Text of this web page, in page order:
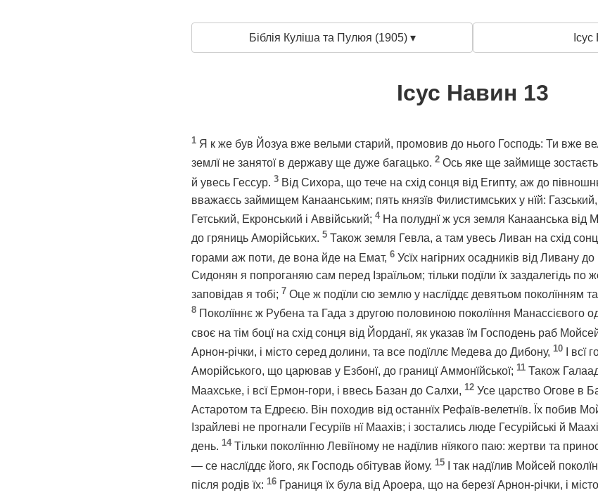
Біблія Куліша та Пулюя (1905) ▾
Ісус Навин 13
1 Я к же був Йозуа вже вельми старий, промовив до нього Господь: Ти вже
землї не занятої в державу ще дуже багацько. 2 Ось яке ще займище
й увесь Гессур. 3 Від Сихора, що тече на схід сонця від Египту, аж до
вважаєсь займищем Канаанським; пять князїв Филистимських у нїй:
Гетський, Екронський і Аввійський; 4 На полуднї ж уся земля Канаанська від
до гряниць Аморійських. 5 Також земля Гевла, а там увесь Ливан на схід
горами аж поти, де вона йде на Емат, 6 Усїх нагірних осадників від Ливану
Сидонян я попроганяю сам перед Ізраїльом; тільки подїли їх заздалегідь по
заповідав я тобі; 7 Оце ж подїли сю землю у наслїддє девятьом поколїнням та
8 Поколїннє ж Рубена та Гада з другою половиною поколїння Манассієвого
своє на тім боцї на схід сонця від Йорданї, як указав їм Господень раб
Арнон-річки, і місто серед долини, та все подїллє Медева до Дибону, 10
І
Аморійського, що царював у Езбонї, до границї Аммонїйської; 11 Також
Маахське, і всї Ермон-гори, і ввесь Базан до Салхи, 12 Усе царство Огове в
Астаротом та Едреєю. Він походив від останнїх Рефаїв-велетнїв. Їх побив
Ізрайлеві не прогнали Гесуріїв нї Маахів; і зостались люде Гесурійські й
день. 14 Тільки поколїнню Левіїному не надїлив нїякого паю: жертви та
— се наслїддє його, як Господь обітував йому. 15
І так надїлив Мойсей
після родів їх: 16 Границя їх була від Ароера, що на березї Арнон-річки, і